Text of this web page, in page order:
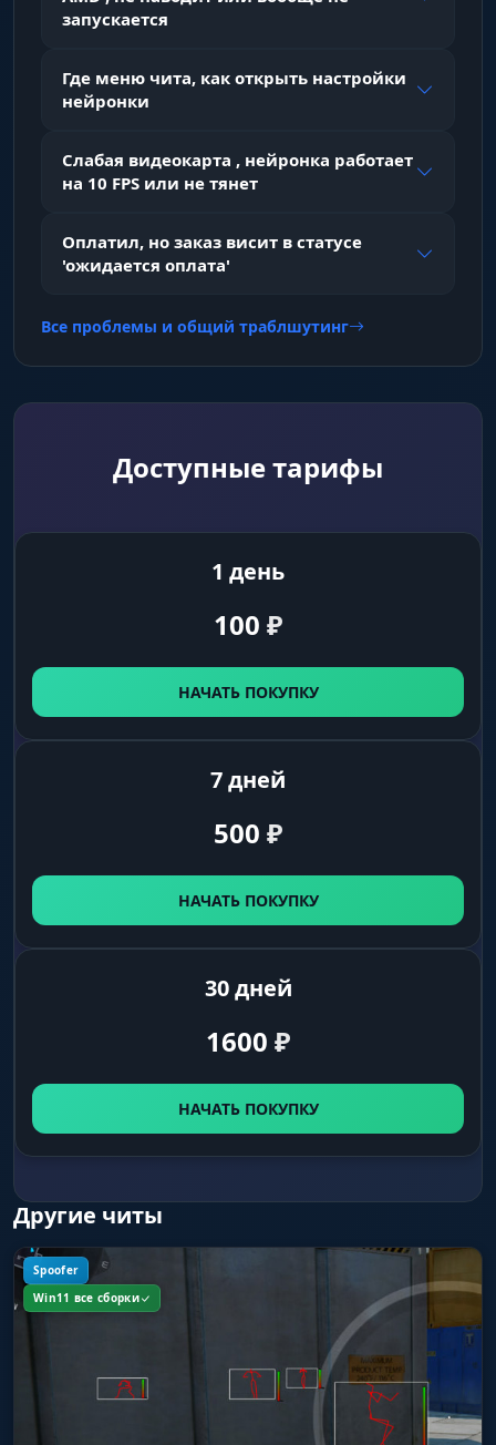
External
Warface.exe. Нейросеть "смотрит" стрим с
экрана, не трогая файлы игры.
запускается
Где меню чита, как открыть настройки
нейронки
Слабая видеокарта , нейронка работает
на 10 FPS или не тянет
Оплатил, но заказ висит в статусе
'ожидается оплата'
Все проблемы и общий траблшутинг
Доступные тарифы
1 день
100 ₽
НАЧАТЬ ПОКУПКУ
7 дней
500 ₽
НАЧАТЬ ПОКУПКУ
30 дней
1600 ₽
НАЧАТЬ ПОКУПКУ
Другие читы
Spoofer
Win11 все сборки